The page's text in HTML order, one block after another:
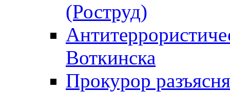
(Роструд)
Воткинска
Прокурор